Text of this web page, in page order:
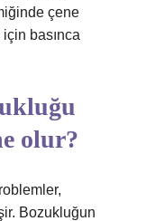
çene
basınca
olur?
Bozukluğun